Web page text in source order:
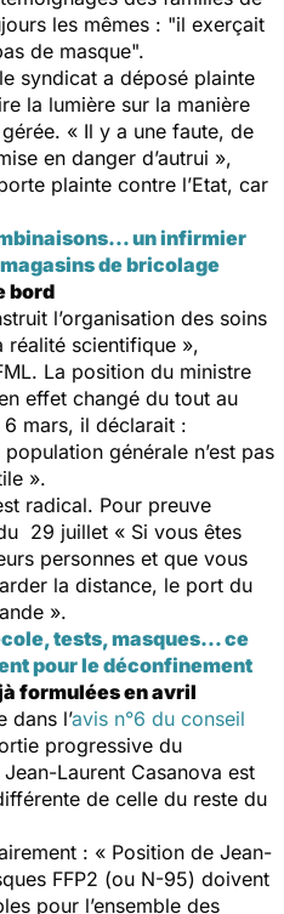
les mêmes : "il exerçait
de masque".
syndicat a déposé plainte
la lumière sur la manière
« Il y a une faute, de
en danger d’autrui »,
plainte contre l’Etat, car
un infirmier
de bricolage
bord
l’organisation des soins
réalité scientifique »,
La position du ministre
effet changé du tout au
mars, il déclarait :
générale n’est pas
».
radical. Pour preuve
29 juillet « Si vous êtes
personnes et que vous
la distance, le port du
».
tests, masques… ce
pour le déconfinement
formulées en avril
dans l’avis n°6 du conseil
progressive du
Laurent Casanova est
de celle du reste du
: « Position de Jean-
FFP2 (ou N-95) doivent
pour l’ensemble des